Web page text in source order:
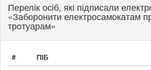
Перелік осіб, які підписали
«Заборонити електросамокатам
тротуарам»
# ПІБ